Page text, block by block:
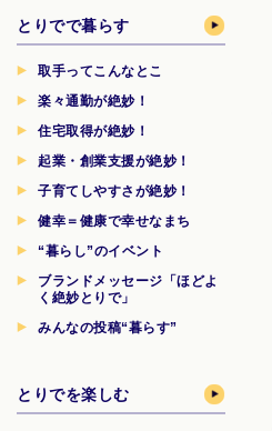
とりでで暮らす
取手ってこんなとこ
楽々通勤が絶妙！
住宅取得が絶妙！
起業・創業支援が絶妙！
子育てしやすさが絶妙！
健幸＝健康で幸せなまち
“暮らし”のイベント
ブランドメッセージ「ほどよ
く絶妙とりで」
みんなの投稿“暮らす”
とりでを楽しむ